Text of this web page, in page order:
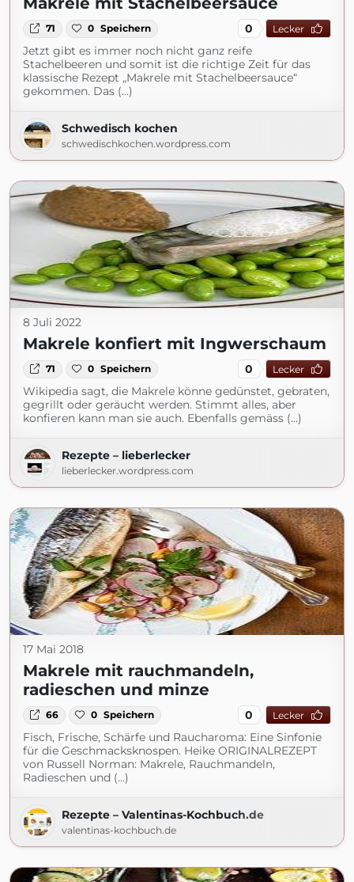
71 0 Speichern 0 Lecker
Jetzt gibt es immer noch nicht ganz reife
Stachelbeeren und somit ist die richtige Zeit für das
klassische Rezept „Makrele mit Stachelbeersauce“
gekommen. Das (...)
Schwedisch kochen
schwedischkochen.wordpress.com
8 Juli 2022
Makrele konfiert mit Ingwerschaum
71 0 Speichern 0 Lecker
Wikipedia sagt, die Makrele könne gedünstet, gebraten,
gegrillt oder geräucht werden. Stimmt alles, aber
konfieren kann man sie auch. Ebenfalls gemäss (...)
Rezepte – lieberlecker
lieberlecker.wordpress.com
17 Mai 2018
Makrele mit rauchmandeln,
radieschen und minze
66 0 Speichern 0 Lecker
Fisch, Frische, Schärfe und Raucharoma: Eine Sinfonie
für die Geschmacksknospen. Heike ORIGINALREZEPT
von Russell Norman: Makrele, Rauchmandeln,
Radieschen und (...)
Rezepte – Valentinas-Kochbuch.de
valentinas-kochbuch.de